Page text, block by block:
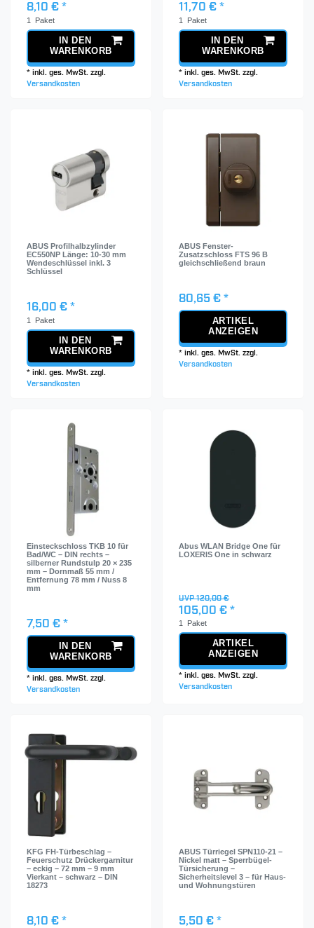
8,10 € *
1 Paket
IN DEN
WARENKORB
*inkl. ges. MwSt. zzgl.
Versandkosten
11,70 € *
1 Paket
IN DEN
WARENKORB
*inkl. ges. MwSt. zzgl.
Versandkosten
ABUS Profilhalbzylinder
EC550NP Länge: 10-30 mm
Wendeschlüssel inkl. 3
Schlüssel
16,00 € *
1 Paket
IN DEN
WARENKORB
*inkl. ges. MwSt. zzgl.
Versandkosten
ABUS Fenster-
Zusatzschloss FTS 96 B
gleichschließend braun
80,65 € *
ARTIKEL
ANZEIGEN
*inkl. ges. MwSt. zzgl.
Versandkosten
Einsteckschloss TKB 10 für
Bad/WC – DIN rechts –
silberner Rundstulp 20 × 235
mm – Dornmaß 55 mm /
Entfernung 78 mm / Nuss 8
mm
7,50 € *
IN DEN
WARENKORB
*inkl. ges. MwSt. zzgl.
Versandkosten
Abus WLAN Bridge One für
LOXERIS One in schwarz
UVP 120,00 €
105,00 € *
1 Paket
ARTIKEL
ANZEIGEN
*inkl. ges. MwSt. zzgl.
Versandkosten
KFG FH-Türbeschlag –
Feuerschutz Drückergarnitur
– eckig – 72 mm – 9 mm
Vierkant – schwarz – DIN
18273
8,10 € *
ABUS Türriegel SPN110-21 –
Nickel matt – Sperrbügel-
Türsicherung –
Sicherheitslevel 3 – für Haus-
und Wohnungstüren
5,50 € *